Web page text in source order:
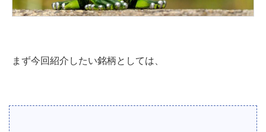
まず今回紹介したい銘柄としては、